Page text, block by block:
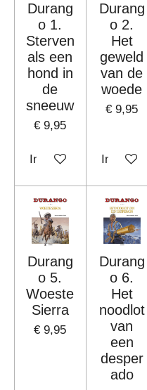
Durang
o 1.
Sterven
als een
hond in
de
sneeuw
€ 9,95
In winkelwagen
Durang
o 2.
Het
geweld
van de
woede
€ 9,95
In
Durang
o 5.
Woeste
Sierra
€ 9,95
Durang
o 6.
Het
noodlot
van
een
desper
ado